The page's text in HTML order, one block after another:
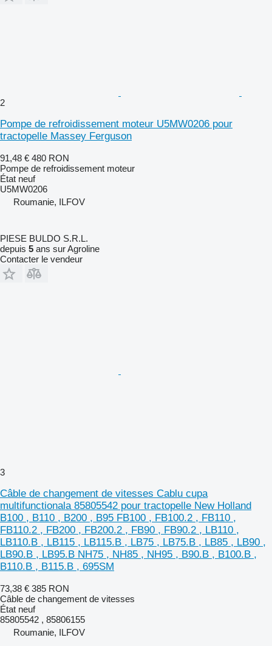
2
Pompe de refroidissement moteur U5MW0206 pour
tractopelle Massey Ferguson
91,48 € 480 RON
Pompe de refroidissement moteur
État neuf
U5MW0206
Roumanie, ILFOV
PIESE BULDO S.R.L.
depuis 5 ans sur Agroline
Contacter le vendeur
3
Câble de changement de vitesses Cablu cupa
multifunctionala 85805542 pour tractopelle New Holland
B100 , B110 , B200 , B95 FB100 , FB100.2 , FB110 ,
FB110.2 , FB200 , FB200.2 , FB90 , FB90.2 , LB110 ,
LB110.B , LB115 , LB115.B , LB75 , LB75.B , LB85 , LB90 ,
LB90.B , LB95.B NH75 , NH85 , NH95 , B90.B , B100.B ,
B110.B , B115.B , 695SM
73,38 € 385 RON
Câble de changement de vitesses
État neuf
85805542 , 85806155
Roumanie, ILFOV